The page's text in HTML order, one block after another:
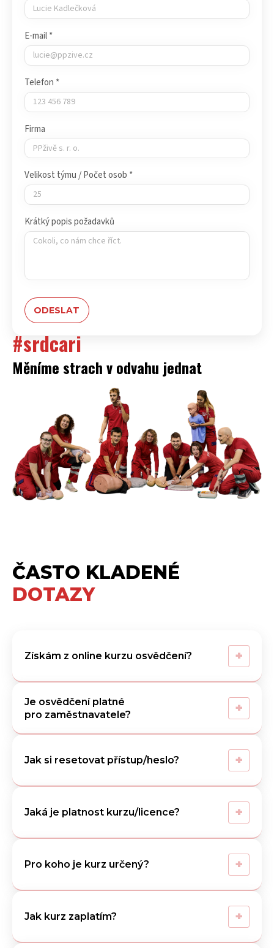
E-mail *
Telefon *
Firma
Velikost týmu / Počet osob *
Krátký popis požadavků
#srdcari
Měníme strach v odvahu jednat
ČASTO KLADENÉ
DOTAZY
Získám z online kurzu osvědčení? +
Je osvědčení platné
pro zaměstnavatele?
+
Jak si resetovat přístup/heslo? +
Jaká je platnost kurzu/licence? +
Pro koho je kurz určený? +
Jak kurz zaplatím? +